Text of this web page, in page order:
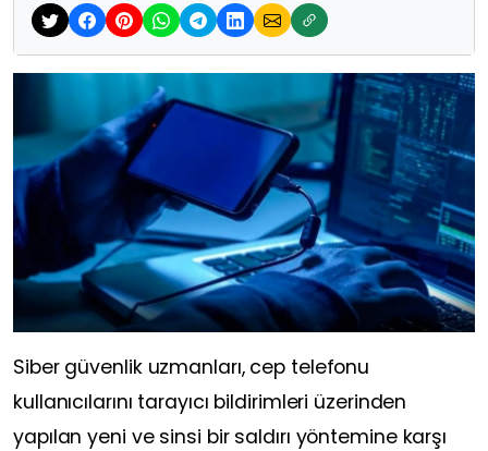
Siber güvenlik uzmanları, cep telefonu
kullanıcılarını tarayıcı bildirimleri üzerinden
yapılan yeni ve sinsi bir saldırı yöntemine karşı